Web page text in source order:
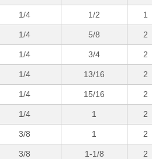
1/4 1/2 1
1/4 5/8 2
1/4 3/4 2
1/4 13/16 2
1/4 15/16 2
1/4 1 2
3/8 1 2
3/8 1-1/8 2